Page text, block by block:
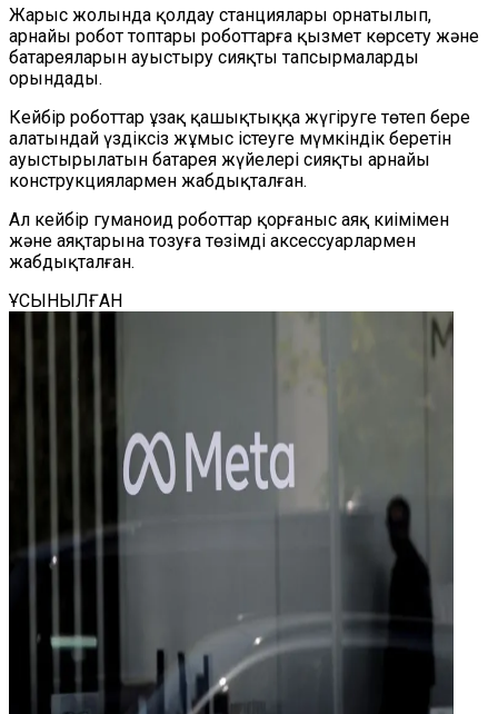
Жарыс жолында қолдау станциялары орнатылып,
арнайы робот топтары роботтарға қызмет көрсету және
батареяларын ауыстыру сияқты тапсырмаларды
орындады.
Кейбір роботтар ұзақ қашықтыққа жүгіруге төтеп бере
алатындай үздіксіз жұмыс істеуге мүмкіндік беретін
ауыстырылатын батарея жүйелері сияқты арнайы
конструкциялармен жабдықталған.
Ал кейбір гуманоид роботтар қорғаныс аяқ киімімен
және аяқтарына тозуға төзімді аксессуарлармен
жабдықталған.
ҰСЫНЫЛҒАН